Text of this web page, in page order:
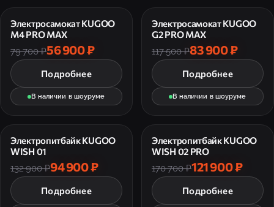
Электросамокат KUGOO
M4 PRO MAX
79 700 ₽56 900 ₽
Подробнее
В наличии в шоуруме
Электросамокат KUGOO
G2 PRO MAX
117 500 ₽83 900 ₽
Подробнее
В наличии в шоуруме
Электропитбайк KUGOO
WISH 01
132 900 ₽94 900 ₽
Подробнее
Электропитбайк KUGOO
WISH 02 PRO
170 700 ₽121 900 ₽
Подробнее